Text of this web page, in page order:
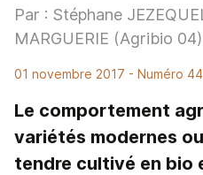
Par : Stéphane
MARGUERIE (Agribio 04)
01 novembre 2017 - Numéro
Le comportement
variétés modernes
tendre cultivé en bio